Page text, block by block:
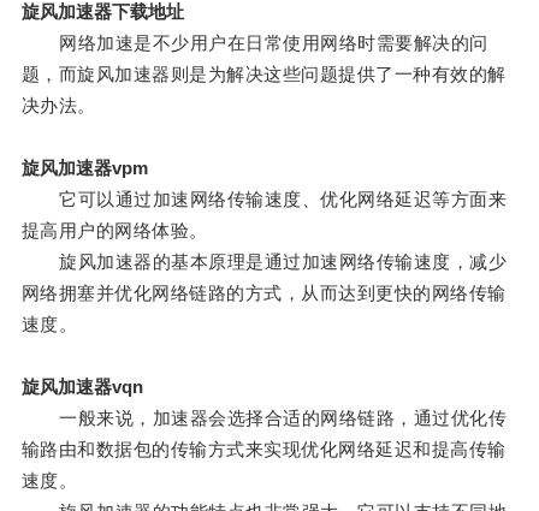
旋风加速器下载地址
网络加速是不少用户在日常使用网络时需要解决的问
题，而旋风加速器则是为解决这些问题提供了一种有效的解
决办法。
旋风加速器vpm
它可以通过加速网络传输速度、优化网络延迟等方面来
提高用户的网络体验。
旋风加速器的基本原理是通过加速网络传输速度，减少
网络拥塞并优化网络链路的方式，从而达到更快的网络传输
速度。
旋风加速器vqn
一般来说，加速器会选择合适的网络链路，通过优化传
输路由和数据包的传输方式来实现优化网络延迟和提高传输
速度。